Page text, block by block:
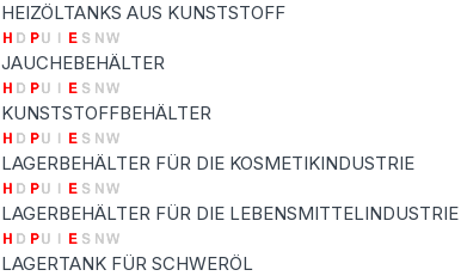
HEIZÖLTANKS AUS KUNSTSTOFF
JAUCHEBEHÄLTER
KUNSTSTOFFBEHÄLTER
LAGERBEHÄLTER FÜR DIE KOSMETIKINDUSTRIE
LAGERBEHÄLTER FÜR DIE LEBENSMITTELINDUSTRIE
LAGERTANK FÜR SCHWERÖL